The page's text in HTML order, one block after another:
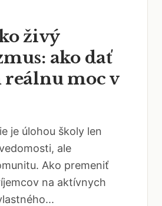
živý
ako dať
moc v
je úlohou školy len
ale
Ako premeniť
na aktívnych